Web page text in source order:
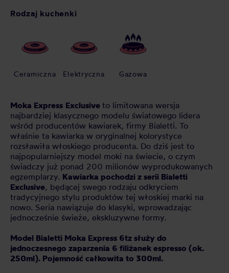
Rodzaj kuchenki
Ceramiczna Elektryczna Gazowa
Moka Express Exclusive to limitowana wersja
najbardziej klasycznego modelu światowego lidera
wśród producentów kawiarek, firmy Bialetti. To
właśnie ta kawiarka w oryginalnej kolorystyce
rozsławiła włoskiego producenta. Do dziś jest to
najpopularniejszy model moki na świecie, o czym
świadczy już ponad 200 milionów wyprodukowanych
egzemplarzy. Kawiarka pochodzi z serii Bialetti
Exclusive, będącej swego rodzaju odkryciem
tradycyjnego stylu produktów tej włoskiej marki na
nowo. Seria nawiązuje do klasyki, wprowadzając
jednocześnie świeże, ekskluzywne formy.
Model Bialetti Moka Express 6tz służy do
jednoczesnego zaparzenia 6 filiżanek espresso (ok.
250ml). Pojemność całkowita to 300ml.